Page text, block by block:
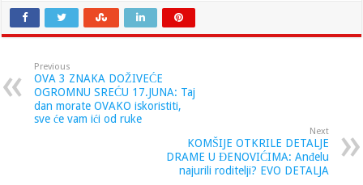
Previous
OVA 3 ZNAKA DOŽIVEĆE
OGROMNU SREĆU 17.JUNA: Taj
dan morate OVAKO iskoristiti,
sve će vam ići od ruke
Next
KOMŠIJE OTKRILE DETALJE
DRAME U ĐENOVIĆIMA: Anđelu
najurili roditelji? EVO DETALJA